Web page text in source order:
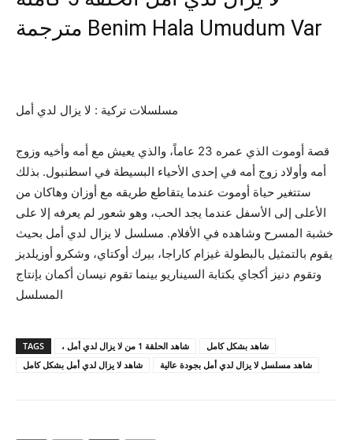
مترجمة Benim Hala Umudum Var
مسلسلات تركية : لا يزال لدي أمل
قصة أوموت الذي عمره 23 عاماً، والذي يعيش مع أمه وأخيه وزوج
أمه وأولاد زوج أمه في إحدى الأحياء البسيطة في اسطنبول. بذلك
ستتغير حياة أوموت عندما يتقاطع طريقه مع أوزان وهاكان من
الأعلى إلى الأسفل عندما يجد الحب، وهو شعور لم يعرفه إلا على
خشبة المسرح وشاهده في الأفلام. مسلسل لا يزال لدي أمل بحيث
يقوم بالتمثيل بالبطولة غيزام كاراجا، بيرك أوكتاي، وشكرو أوزيلديز
وتقوم دنيز أكجاي بكتابة السيناريو بينما تقوم نيسان أكمان بإنتاج
المسلسل
TAGS ، شاهد الحلقة 1 من لا يزال لدي أمل
شاهد بشكل كامل
شاهد لا يزال لدي أمل بشكل كامل
شاهد مسلسل لا يزال لدي أمل بجودة عالية